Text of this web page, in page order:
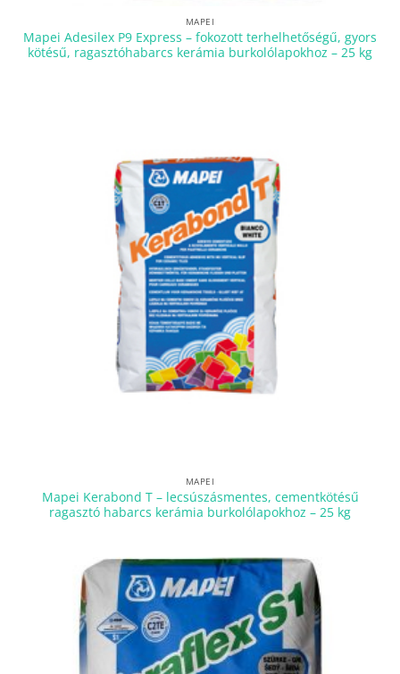
MAPEI
Mapei Adesilex P9 Express – fokozott terhelhetőségű, gyors
kötésű, ragasztóhabarcs kerámia burkolólapokhoz – 25 kg
MAPEI
Mapei Kerabond T – lecsúszásmentes, cementkötésű
ragasztó habarcs kerámia burkolólapokhoz – 25 kg